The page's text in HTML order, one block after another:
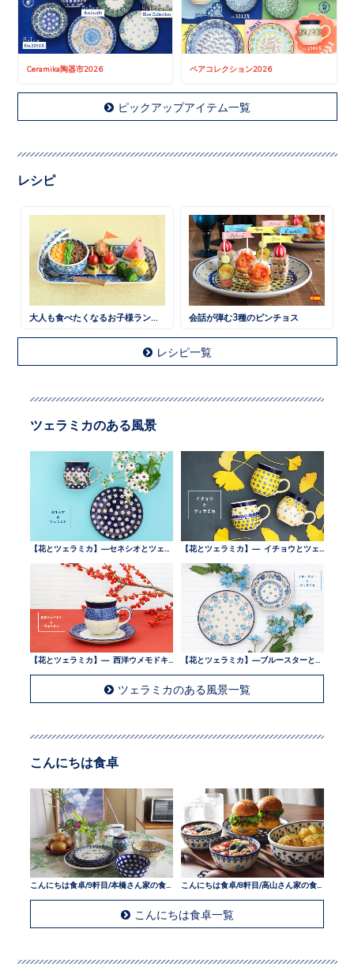
Ceramika陶器市2026 ペアコレクション2026
ピックアップアイテム一覧
レシピ
大人も食べたくなるお子様ランチ 鶏そぼろごはん 会話が弾む3種のピンチョス
レシピ一覧
ツェラミカのある風景
ツェラミカのある風景一覧
こんにちは食卓
こんにちは食卓/9軒目/本橋さん家の食卓
こんにちは食卓一覧